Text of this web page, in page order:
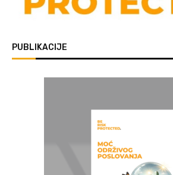
PUBLIKACIJE